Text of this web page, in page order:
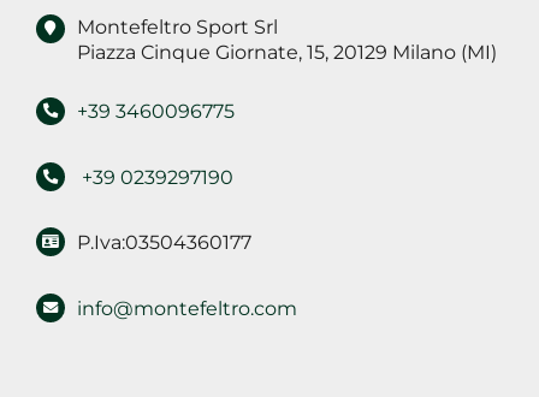
Montefeltro Sport Srl
Piazza Cinque Giornate, 15, 20129 Milano (MI)
+39 3460096775
+39 0239297190
P.Iva:03504360177
info@montefeltro.com